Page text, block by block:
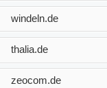
windeln.de
thalia.de
zeocom.de